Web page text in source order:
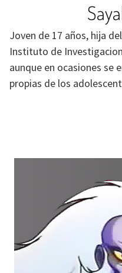
Joven de 17 años, hija
Instituto de
aunque en ocasiones se
propias de los